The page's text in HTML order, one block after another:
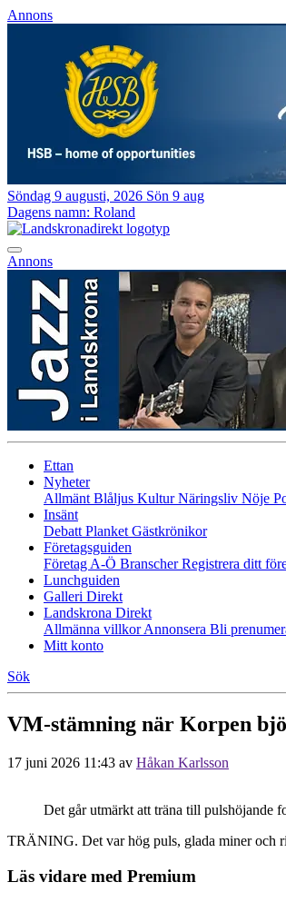
Annons
Söndag 9 augusti, 2026 Sön 9 aug
Dagens namn: Roland
Annons
Ettan
Nyheter
Allmänt Blåljus KulturNäringsliv Nöje
Insänt
Debatt Planket Gästkrönikor
Företagsguiden
Företag A-Ö BranscherRegistrera ditt
Lunchguiden
Galleri Direkt
Landskrona Direkt
Allmänna villkorAnnonsera Bli
Mitt konto
Sök
VM-stämning när Korpen
17 juni 2026 11:43 av Håkan Karlsson
Det går utmärkt att träna till pulshöjande
TRÄNING. Det var hög puls, glada miner och
Läs vidare med Premium